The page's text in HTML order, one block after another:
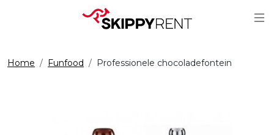
Home Funfood Professionele chocoladefontein